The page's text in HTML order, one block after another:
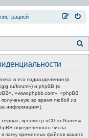
о
и его подразделения (в
forum») и phpBB (в
«www.phpbb.com», «phpBB
во время любой из
информация»).
просмотр «CG in Games»
определённого числа
папку временных файлов вашего